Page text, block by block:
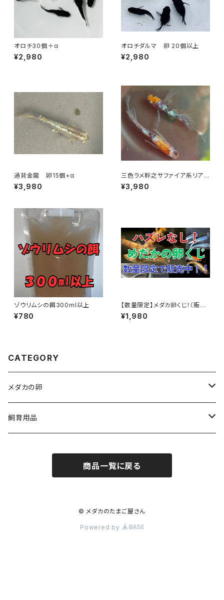
オロチ30個＋α
¥2,980
オロチダルマ 卵 20個以上
¥2,980
過背金龍 卵15個+α
¥3,980
三色ラメ幹之サファイア系リアル
ロングフィン 卵20個以上
¥3,980
ゾウリムシの餌300ml以上
¥780
【数量限定】メダカ卵くじ！（販売
されてないレア種も？）
¥1,980
CATEGORY
メダカの卵
人気品種
飼育用品
medaka-goods
商品一覧に戻る
© メダカのたまご屋さん
Powered by